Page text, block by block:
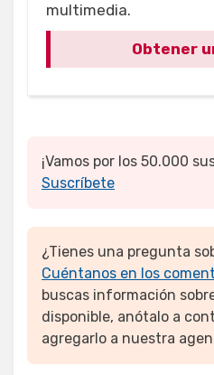
multimedia.
Obtener
¡Vamos por los 50.000
Suscríbete
¿Tienes una pregunta
Cuéntanos en los
buscas información
disponible, anótalo a
agregarlo a nuestra